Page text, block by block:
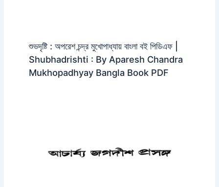
শুভদৃষ্টি : অপরেশ চন্দ্র মুখোপাধ্যায় বাংলা বই পিডিএফ |
Shubhadrishti : By Aparesh Chandra
Mukhopadhyay Bangla Book PDF